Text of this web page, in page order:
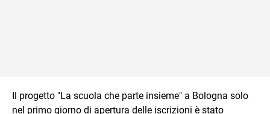
Il progetto "La scuola che parte insieme" a Bologna solo
nel primo giorno di apertura delle iscrizioni è stato